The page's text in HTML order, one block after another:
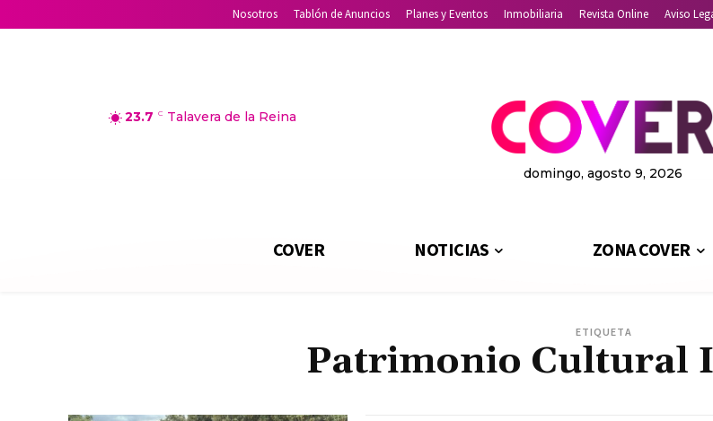
Nosotros Tablón de Anuncios Planes y Eventos Inmobiliaria Revista Online Aviso
23.7 C Talavera de la Reina
domingo, agosto 9, 2026
COVER NOTICIAS ZONA COVER
ETIQUETA
Patrimonio Cultural